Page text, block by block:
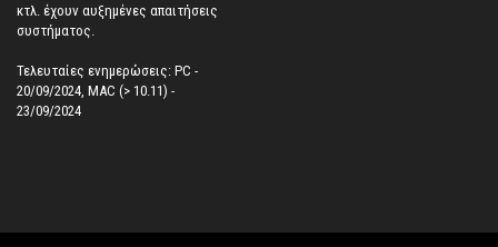
κτλ. έχουν αυξημένες απαιτήσεις
συστήματος.
Τελευταίες ενημερώσεις: PC -
20/09/2024, MAC (> 10.11) -
23/09/2024